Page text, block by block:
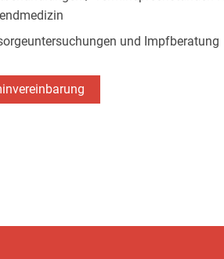
und Impfberatung